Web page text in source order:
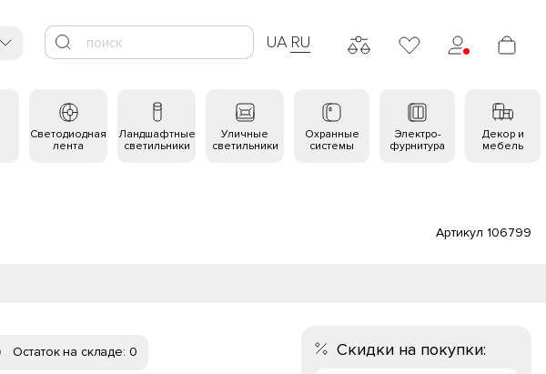
UA RU
Светодиодная
лента
Ландшафтные
светильники
Уличные
светильники
Охранные
системы
Электро-
фурнитура
Декор и
мебель
Артикул 106799
Остаток на складе: 0 Скидки на покупки: